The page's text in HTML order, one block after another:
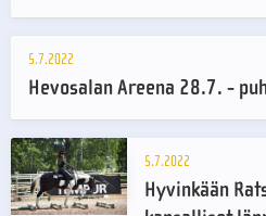
5.7.2022
Hevosalan Areena 28.7. -
5.7.2022
Hyvinkään